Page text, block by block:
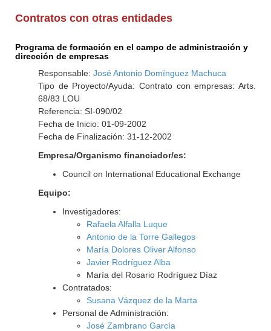
Contratos con otras entidades
Programa de formación en el campo de administración y
dirección de empresas
Responsable: José Antonio Domínguez Machuca
Tipo de Proyecto/Ayuda: Contrato con empresas: Arts.
68/83 LOU
Referencia: SI-090/02
Fecha de Inicio: 01-09-2002
Fecha de Finalización: 31-12-2002
Empresa/Organismo financiador/es:
Council on International Educational Exchange
Equipo:
Investigadores:
Rafaela Alfalla Luque
Antonio de la Torre Gallegos
María Dolores Oliver Alfonso
Javier Rodríguez Alba
María del Rosario Rodríguez Díaz
Contratados:
Susana Vázquez de la Marta
Personal de Administración:
José Zambrano García